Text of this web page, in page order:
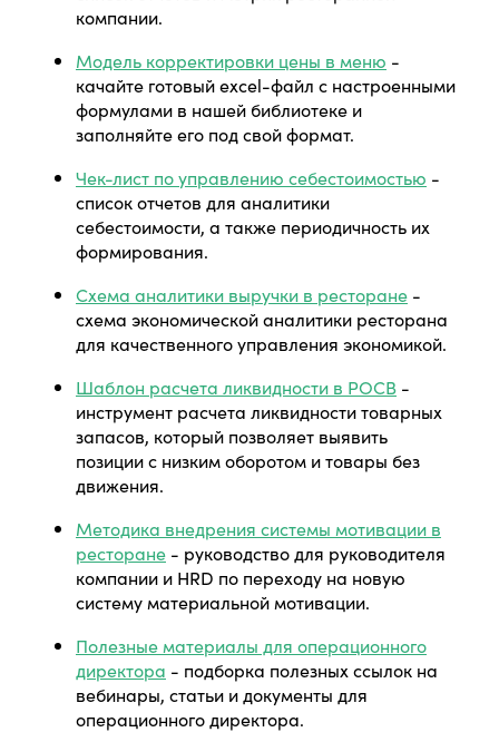
компании.
Модель корректировки цены в меню -
качайте готовый excel-файл с настроенными
формулами в нашей библиотеке и
заполняйте его под свой формат.
Чек-лист по управлению себестоимостью -
список отчетов для аналитики
себестоимости, а также периодичность их
формирования.
Схема аналитики выручки в ресторане -
схема экономической аналитики ресторана
для качественного управления экономикой.
Шаблон расчета ликвидности в РОСВ -
инструмент расчета ликвидности товарных
запасов, который позволяет выявить
позиции с низким оборотом и товары без
движения.
Методика внедрения системы мотивации в
ресторане - руководство для руководителя
компании и HRD по переходу на новую
систему материальной мотивации.
Полезные материалы для операционного
директора - подборка полезных ссылок на
вебинары, статьи и документы для
операционного директора.